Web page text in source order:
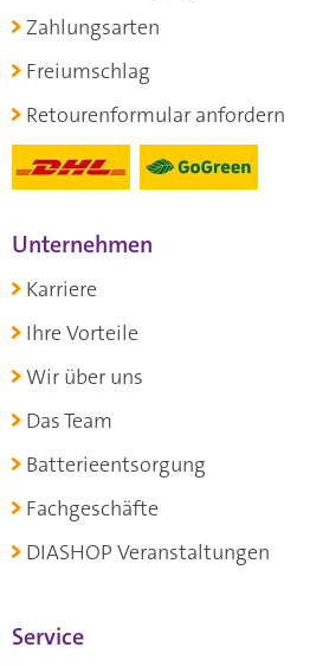
Zahlungsarten
Freiumschlag
Retourenformular anfordern
Unternehmen
Karriere
Ihre Vorteile
Wir über uns
Das Team
Batterieentsorgung
Fachgeschäfte
DIASHOP Veranstaltungen
Service